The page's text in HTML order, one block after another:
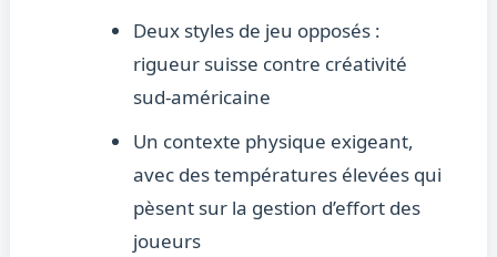
Deux styles de jeu opposés :
rigueur suisse contre créativité
sud-américaine
Un contexte physique exigeant,
avec des températures élevées qui
pèsent sur la gestion d’effort des
joueurs